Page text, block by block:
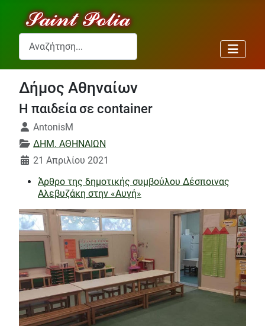
Αναζήτηση...
Δήμος Αθηναίων
Η παιδεία σε container
Λεπτομέρειες
AntonisM
ΔΗΜ. ΑΘΗΝΑΙΩΝ
21 Απριλίου 2021
Άρθρο της δημοτικής συμβούλου Δέσποινας
Αλεβυζάκη στην «Αυγή»